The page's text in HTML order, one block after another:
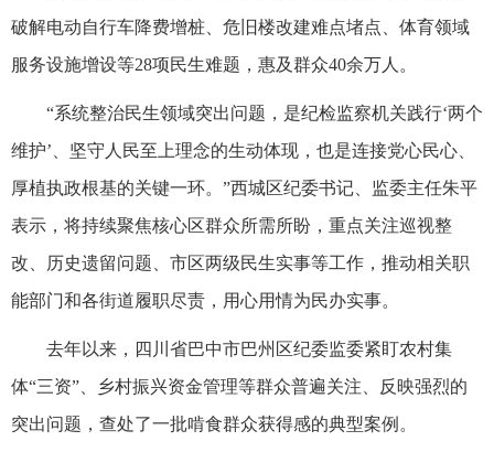
破解电动自行车降费增桩、危旧楼改建难点堵点、体育领域
服务设施增设等28项民生难题，惠及群众40余万人。
“系统整治民生领域突出问题，是纪检监察机关践行‘两个
维护’、坚守人民至上理念的生动体现，也是连接党心民心、
厚植执政根基的关键一环。”西城区纪委书记、监委主任朱平
表示，将持续聚焦核心区群众所需所盼，重点关注巡视整
改、历史遗留问题、市区两级民生实事等工作，推动相关职
能部门和各街道履职尽责，用心用情为民办实事。
去年以来，四川省巴中市巴州区纪委监委紧盯农村集
体“三资”、乡村振兴资金管理等群众普遍关注、反映强烈的
突出问题，查处了一批啃食群众获得感的典型案例。